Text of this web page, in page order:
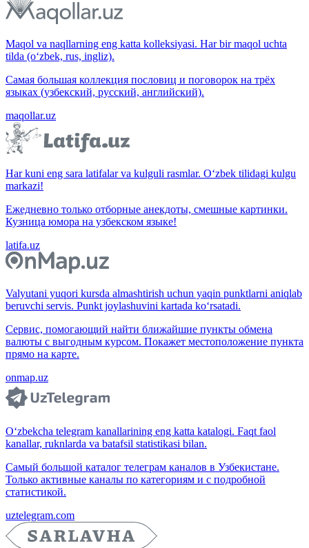
Maqol va naqllarning eng katta kolleksiyasi. Har bir maqol uchta
tilda (o‘zbek, rus, ingliz).
Самая большая коллекция пословиц и поговорок на трёх
языках (узбекский, русский, английский).
maqollar.uz
Har kuni eng sara latifalar va kulguli rasmlar. O‘zbek tilidagi kulgu
markazi!
Ежедневно только отборные анекдоты, смешные картинки.
Кузница юмора на узбекском языке!
latifa.uz
Valyutani yuqori kursda almashtirish uchun yaqin punktlarni aniqlab
beruvchi servis. Punkt joylashuvini kartada ko‘rsatadi.
Сервис, помогающий найти ближайшие пункты обмена
валюты с выгодным курсом. Покажет местоположение пункта
прямо на карте.
onmap.uz
O‘zbekcha telegram kanallarining eng katta katalogi. Faqt faol
kanallar, ruknlarda va batafsil statistikasi bilan.
Самый большой каталог телеграм каналов в Узбекистане.
Только активные каналы по категориям и с подробной
статистикой.
uztelegram.com